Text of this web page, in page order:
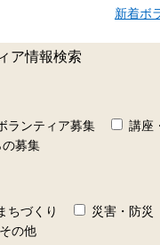
新着ボ
ア情報検索
ランティア募集 講座
募集
ちづくり 災害・防災
その他